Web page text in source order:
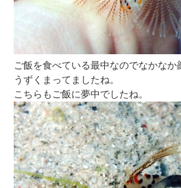
ご飯を食べている最中なのでなかなか
うずくまってましたね。
こちらもご飯に夢中でしたね。